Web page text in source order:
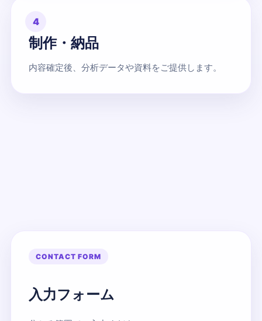
4
制作・納品
内容確定後、分析データや資料をご提供します。
CONTACT FORM
入力フォーム